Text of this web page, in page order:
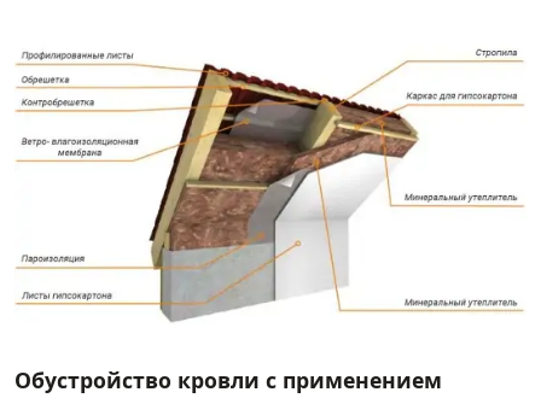
Обустройство кровли с применением